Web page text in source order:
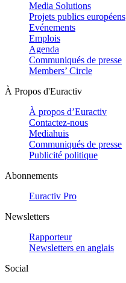
Media Solutions
Projets publics européens
Evénements
Emplois
Agenda
Communiqués de presse
Members’ Circle
À Propos d'Euractiv
À propos d’Euractiv
Contactez-nous
Mediahuis
Communiqués de presse
Publicité politique
Abonnements
Euractiv Pro
Newsletters
Rapporteur
Newsletters en anglais
Social